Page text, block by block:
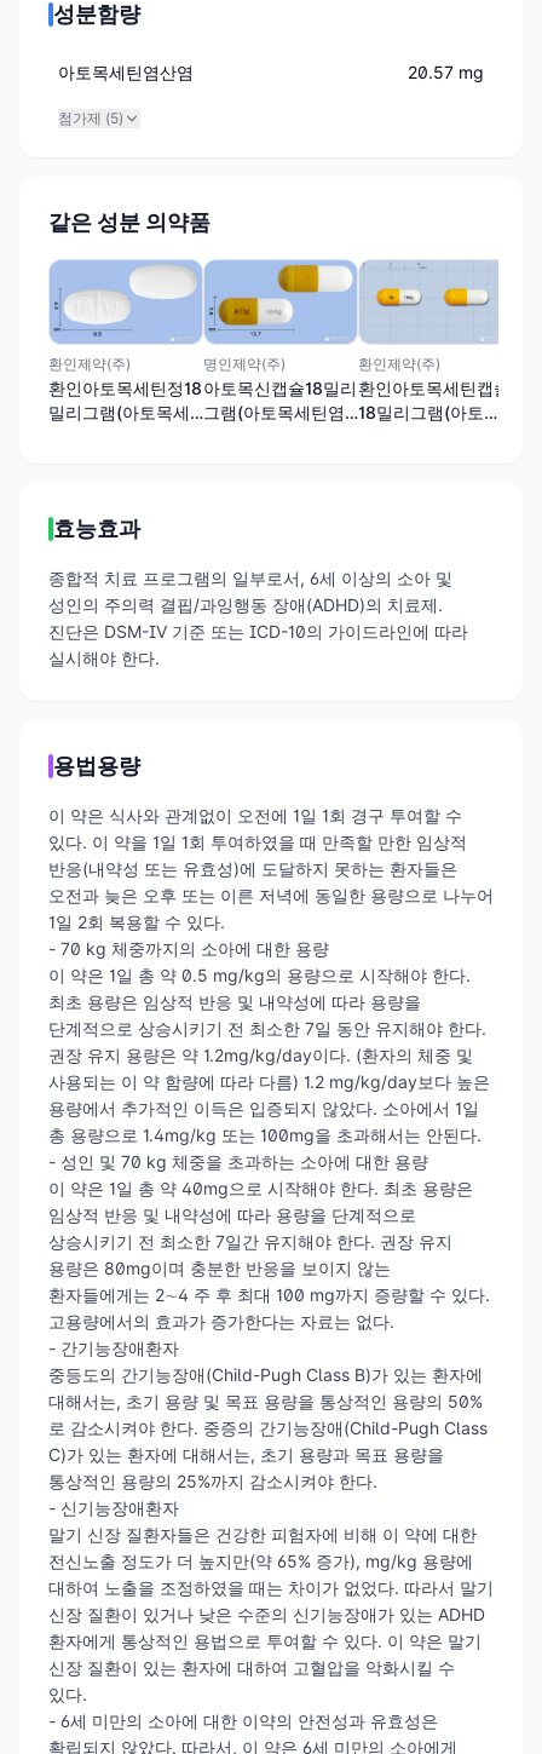
성분함량
아토목세틴염산염 20.57 mg
첨가제 (5)
같은 성분 의약품
환인제약(주)
환인아토목세틴정18
밀리그램(아토목세
명인제약(주)
아토목신캡슐18밀리
그램(아토목세틴염
환인제약(주)
환인아토목세틴캡슐
18밀리그램(아토목
효능효과
종합적 치료 프로그램의 일부로서, 6세 이상의 소아 및
성인의 주의력 결핍/과잉행동 장애(ADHD)의 치료제.
진단은 DSM-IV 기준 또는 ICD-10의 가이드라인에 따라
실시해야 한다.
용법용량
이 약은 식사와 관계없이 오전에 1일 1회 경구 투여할 수
있다. 이 약을 1일 1회 투여하였을 때 만족할 만한 임상적
반응(내약성 또는 유효성)에 도달하지 못하는 환자들은
오전과 늦은 오후 또는 이른 저녁에 동일한 용량으로 나누어
1일 2회 복용할 수 있다.
- 70 kg 체중까지의 소아에 대한 용량
이 약은 1일 총 약 0.5 mg/kg의 용량으로 시작해야 한다.
최초 용량은 임상적 반응 및 내약성에 따라 용량을
단계적으로 상승시키기 전 최소한 7일 동안 유지해야 한다.
권장 유지 용량은 약 1.2mg/kg/day이다. (환자의 체중 및
사용되는 이 약 함량에 따라 다름) 1.2 mg/kg/day보다 높은
용량에서 추가적인 이득은 입증되지 않았다. 소아에서 1일
총 용량으로 1.4mg/kg 또는 100mg을 초과해서는 안된다.
- 성인 및 70 kg 체중을 초과하는 소아에 대한 용량
이 약은 1일 총 약 40mg으로 시작해야 한다. 최초 용량은
임상적 반응 및 내약성에 따라 용량을 단계적으로
상승시키기 전 최소한 7일간 유지해야 한다. 권장 유지
용량은 80mg이며 충분한 반응을 보이지 않는
환자들에게는 2∼4 주 후 최대 100 mg까지 증량할 수 있다.
고용량에서의 효과가 증가한다는 자료는 없다.
- 간기능장애환자
중등도의 간기능장애(Child-Pugh Class B)가 있는 환자에
대해서는, 초기 용량 및 목표 용량을 통상적인 용량의 50%
로 감소시켜야 한다. 중증의 간기능장애(Child-Pugh Class
C)가 있는 환자에 대해서는, 초기 용량과 목표 용량을
통상적인 용량의 25%까지 감소시켜야 한다.
- 신기능장애환자
말기 신장 질환자들은 건강한 피험자에 비해 이 약에 대한
전신노출 정도가 더 높지만(약 65% 증가), mg/kg 용량에
대하여 노출을 조정하였을 때는 차이가 없었다. 따라서 말기
신장 질환이 있거나 낮은 수준의 신기능장애가 있는 ADHD
환자에게 통상적인 용법으로 투여할 수 있다. 이 약은 말기
신장 질환이 있는 환자에 대하여 고혈압을 악화시킬 수
있다.
- 6세 미만의 소아에 대한 이약의 안전성과 유효성은
확립되지 않았다. 따라서, 이 약은 6세 미만의 소아에게